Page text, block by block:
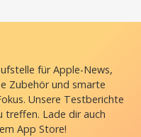
für Apple-News,
Zubehör und smarte
Unsere Testberichte
treffen. Lade dir auch
App Store!